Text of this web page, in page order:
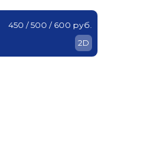
450 / 500 / 600 руб.
2D